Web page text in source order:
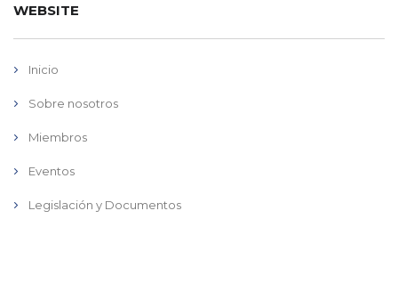
WEBSITE
Inicio
Sobre nosotros
Miembros
Eventos
Legislación y Documentos